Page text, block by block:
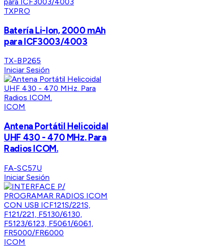
TXPRO
Batería Li-lon, 2000 mAh
para ICF3003/4003
TX-BP265
Iniciar Sesión
ICOM
Antena Portátil Helicoidal
UHF 430 - 470 MHz. Para
Radios ICOM.
FA-SC57U
Iniciar Sesión
ICOM